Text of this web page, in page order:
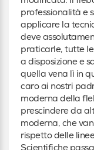
professionalità e
applicare la
deve
praticarle, tutte
a disposizione e
quella vena lì in
caro ai nostri
moderna della
prescindere da
moderna, che
rispetto delle
Scientifiche